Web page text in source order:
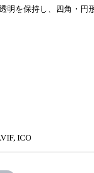
を保持し、四角・円
ICO